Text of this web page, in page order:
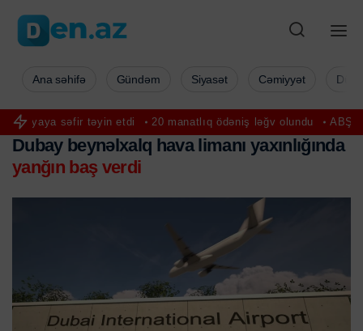
səfir təyin etdi 20 manatlıq ödəniş ləğv olundu ABŞ və İran
Ana səhifə Gündəm Siyasət Cəmiyyət
Dubay beynəlxalq hava limanı yaxınlığında
yanğın baş verdi